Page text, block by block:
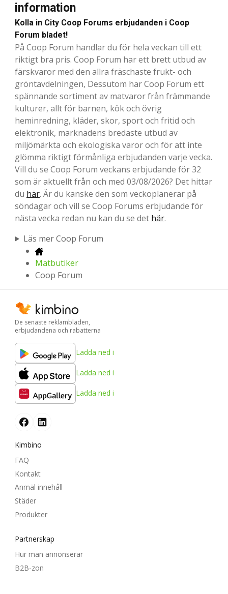
information
Kolla in City Coop Forums erbjudanden i Coop
Forum bladet!
På Coop Forum handlar du för hela veckan till ett
riktigt bra pris. Coop Forum har ett brett utbud av
färskvaror med den allra fräschaste frukt- och
gröntavdelningen, Dessutom har Coop Forum ett
spännande sortiment av matvaror från främmande
kulturer, allt för barnen, kök och övrig
heminredning, kläder, skor, sport och fritid och
elektronik, marknadens bredaste utbud av
miljömärkta och ekologiska varor och för att inte
glömma riktigt förmånliga erbjudanden varje vecka.
Vill du se Coop Forum veckans erbjudande för 32
som är aktuellt från och med 03/08/2026? Det hittar
du här. Är du kanske den som veckoplanerar på
söndagar och vill se Coop Forums erbjudande för
nästa vecka redan nu kan du se det här.
Läs mer Coop Forum
Matbutiker
Coop Forum
De senaste reklambladen,
erbjudandena och rabatterna
Ladda ned i
Ladda ned i
Ladda ned i
Kimbino
FAQ
Kontakt
Anmäl innehåll
Städer
Produkter
Partnerskap
Hur man annonserar
B2B-zon